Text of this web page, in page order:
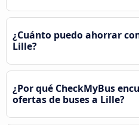
¿Cuánto puedo ahorrar
Lille?
¿Por qué CheckMyBus
ofertas de buses a Lille?